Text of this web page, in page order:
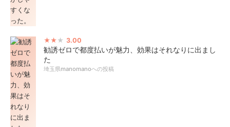
3.00
勧誘ゼロで都度払いが魅力、効果はそれなりに出まし
た
埼玉県manomanoへの投稿